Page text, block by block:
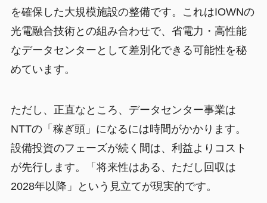
を確保した大規模施設の整備です。これはIOWNの
光電融合技術との組み合わせで、省電力・高性能
なデータセンターとして差別化できる可能性を秘
めています。
ただし、正直なところ、データセンター事業は
NTTの「稼ぎ頭」になるには時間がかかります。
設備投資のフェーズが続く間は、利益よりコスト
が先行します。「将来性はある、ただし回収は
2028年以降」という見立てが現実的です。